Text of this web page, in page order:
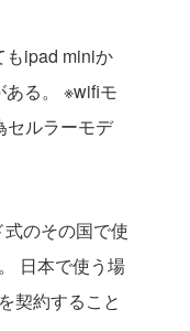
もipad miniか
る。
※wifiモ
セルラーモデ
のその国で使
日本で使う場
契約すること